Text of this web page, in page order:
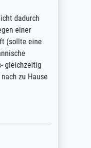
dadurch
einer
(sollte eine
gleichzeitig
zu Hause